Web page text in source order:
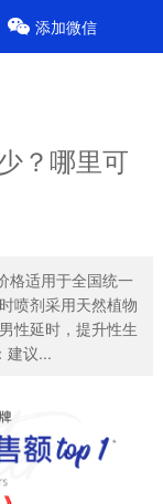
？哪里可
格适用于全国统一
喷剂采用天然植物
性延时，提升性生
建议...
添加微信